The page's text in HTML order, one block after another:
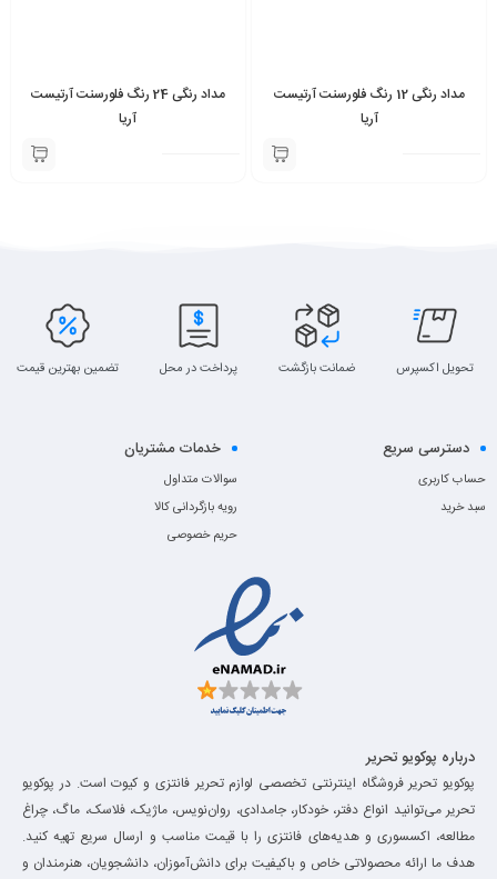
مداد رنگی 12 رنگ فلورسنت آرتیست
آریا
مداد رنگی 24 رنگ فلورسنت آرتیست
آریا
تحویل اکسپرس ضمانت بازگشت پرداخت در محل تضمین بهترین قیمت
دسترسی سریع
حساب کاربری
سبد خرید
خدمات مشتریان
سوالات متداول
رویه بازگردانی کالا
حریم خصوصی
درباره پوکویو تحریر
پوکویو تحریر فروشگاه اینترنتی تخصصی لوازم تحریر فانتزی و کیوت است. در پوکویو
تحریر می‌توانید انواع دفتر، خودکار، جامدادی، روان‌نویس، ماژیک، فلاسک، ماگ، چراغ
مطالعه، اکسسوری و هدیه‌های فانتزی را با قیمت مناسب و ارسال سریع تهیه کنید.
هدف ما ارائه محصولاتی خاص و باکیفیت برای دانش‌آموزان، دانشجویان، هنرمندان و